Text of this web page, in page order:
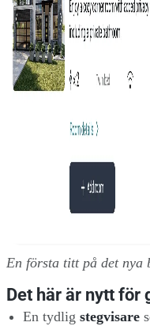
En första titt på det nya
Det här är nytt för
En tydlig stegvisare